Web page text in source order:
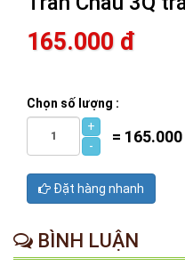
165.000 đ
Chọn số lượng :
+
-
= 165.000
Đặt hàng nhanh
BÌNH LUẬN